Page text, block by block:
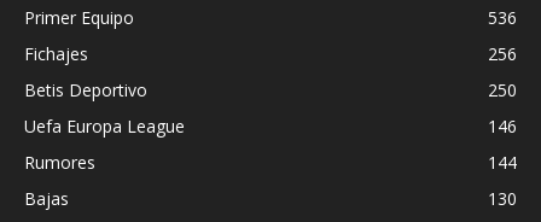
Primer Equipo
536
Fichajes
256
Betis Deportivo
250
Uefa Europa League
146
Rumores
144
Bajas
130